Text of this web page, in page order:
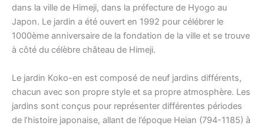
dans la ville de Himeji, dans la préfecture de Hyogo au
Japon. Le jardin a été ouvert en 1992 pour célébrer le
1000ème anniversaire de la fondation de la ville et se trouve
à côté du célèbre château de Himeji.
Le jardin Koko-en est composé de neuf jardins différents,
chacun avec son propre style et sa propre atmosphère. Les
jardins sont conçus pour représenter différentes périodes
de l’histoire japonaise, allant de l’époque Heian (794-1185) à